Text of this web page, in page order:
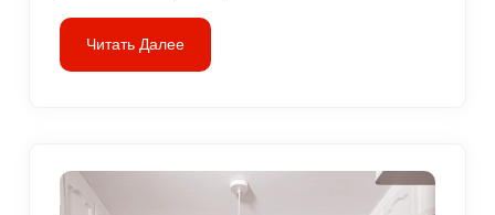
Читать Далее